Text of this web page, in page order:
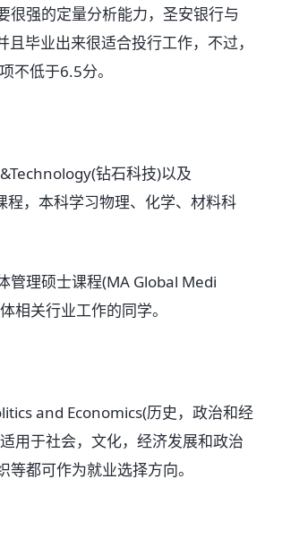
强的定量分析能力，圣安银行与
毕业出来很适合投行工作，不过，
不低于6.5分。
钻石科技)以及
，本科学习物理、化学、材料科
理硕士课程(MA Global Medi
关行业工作的同学。
and Economics(历史，政治和经
用于社会，文化，经济发展和政治
都可作为就业选择方向。